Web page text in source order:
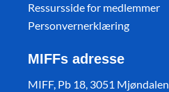
Ressursside for medlemmer
Personvernerklæring
MIFFs adresse
MIFF, Pb 18, 3051 Mjøndalen